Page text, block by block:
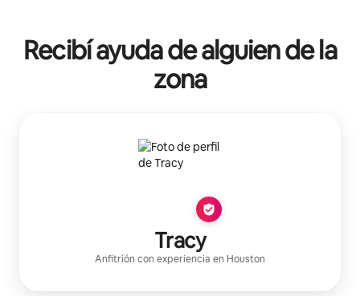
Recibí ayuda de alguien de la
zona
Tracy
Anfitrión con experiencia en Houston